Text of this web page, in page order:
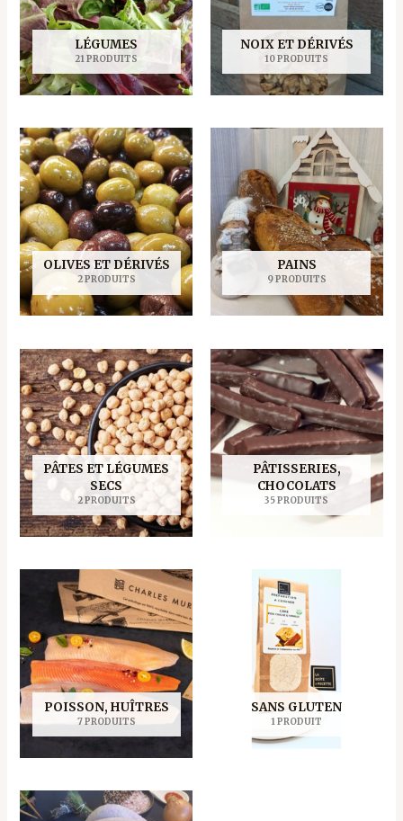
LÉGUMES
21 PRODUITS
NOIX ET DÉRIVÉS
10 PRODUITS
OLIVES ET DÉRIVÉS
2 PRODUITS
PAINS
9 PRODUITS
PÂTES ET LÉGUMES
SECS
2 PRODUITS
PÂTISSERIES,
CHOCOLATS
35 PRODUITS
POISSON, HUÎTRES
7 PRODUITS
SANS GLUTEN
1 PRODUIT